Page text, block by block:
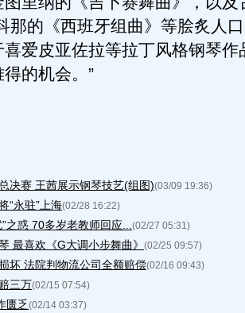
那的《西班牙组曲》等脍炙人
喜爱皮亚佐拉等拉丁风格钢琴作
的机会。”
决赛 王茜展示钢琴技艺(组图)(03/09 19:36)
“永驻”上海(02/28 16:22)
之惑 70多岁老教师回应... (02/27 05:31)
最喜欢《G大调小步舞曲》 (02/25 09:57)
坏 法院判物流公司全额赔偿(02/16 09:43)
三万(02/15 07:54)
匮乏(02/14 03:37)